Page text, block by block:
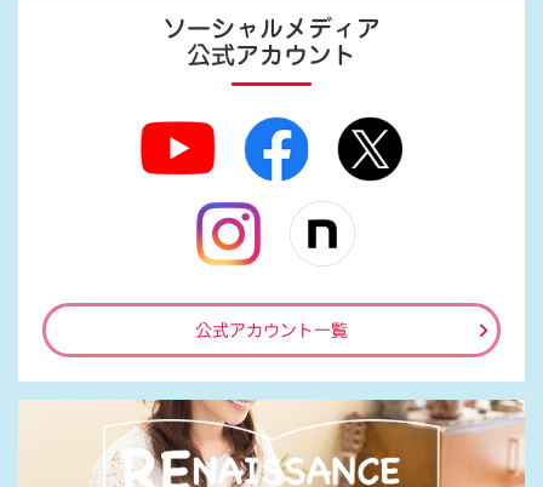
ソーシャルメディア
公式アカウント
公式アカウント一覧